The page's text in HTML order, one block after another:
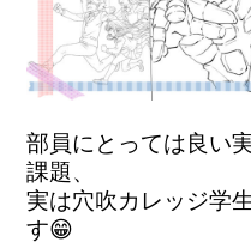
部員にとっては良い
課題、
実は穴吹カレッジ学